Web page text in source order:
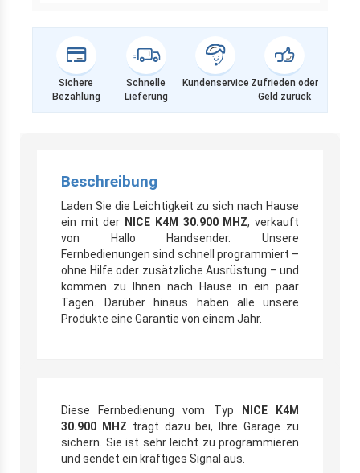
Sichere
Bezahlung
Schnelle
Lieferung
Kundenservice Zufrieden oder
Geld zurück
Beschreibung
Laden Sie die Leichtigkeit zu sich nach Hause
ein mit der NICE K4M 30.900 MHZ, verkauft
von Hallo Handsender. Unsere
Fernbedienungen sind schnell programmiert –
ohne Hilfe oder zusätzliche Ausrüstung – und
kommen zu Ihnen nach Hause in ein paar
Tagen. Darüber hinaus haben alle unsere
Produkte eine Garantie von einem Jahr.
Diese Fernbedienung vom Typ NICE K4M
30.900 MHZ trägt dazu bei, Ihre Garage zu
sichern. Sie ist sehr leicht zu programmieren
und sendet ein kräftiges Signal aus.